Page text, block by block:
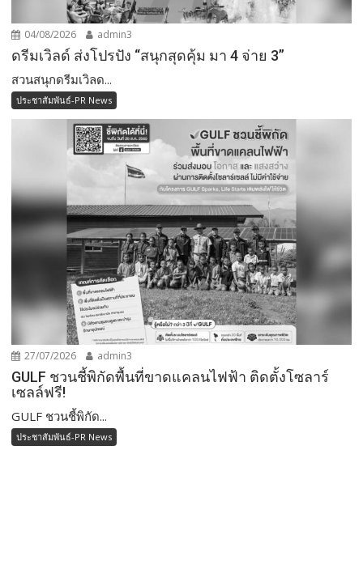
04/08/2026 admin3
ดรีมเวิลด์ ส่งโปรปัง “สนุกสุดคุ้ม มา 4 จ่าย 3”
สวนสนุกดรีมเวิลด...
ประชาสัมพันธ์-PR News
27/07/2026 admin3
GULF ชวนชี้พิกัดพื้นที่ขาดแคลนไฟฟ้า ติดตั้งโซลาร์
เซลล์ฟรี!
GULF ชวนชี้พิกัด...
ประชาสัมพันธ์-PR News